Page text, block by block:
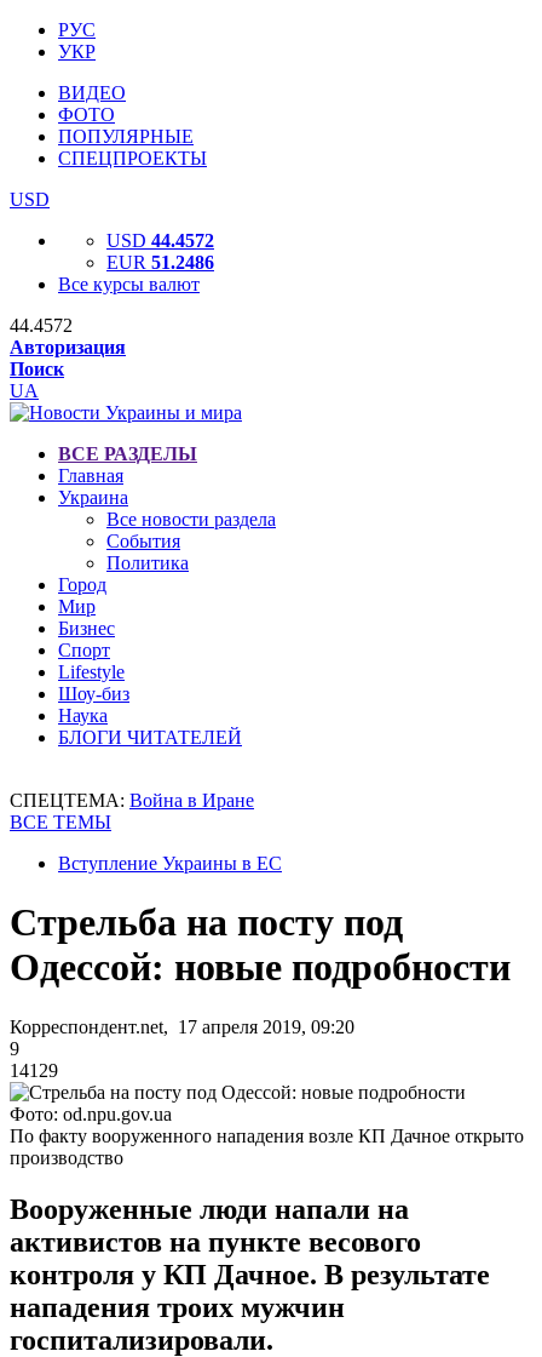
РУС
УКР
ВИДЕО
ФОТО
ПОПУЛЯРНЫЕ
СПЕЦПРОЕКТЫ
USD
USD 44.4572
EUR 51.2486
Все курсы валют
44.4572
Авторизация
Поиск
UA
ВСЕ РАЗДЕЛЫ
Главная
Украина
Все новости раздела
События
Политика
Город
Мир
Бизнес
Спорт
Lifestyle
Шоу-биз
Наука
БЛОГИ ЧИТАТЕЛЕЙ
СПЕЦТЕМА: Война в Иране
ВСЕ ТЕМЫ
Вступление Украины в ЕС
Стрельба на посту под
Одессой: новые подробности
Корреспондент.net, 17 апреля 2019, 09:20
9
14129
Фото: od.npu.gov.ua
По факту вооруженного нападения возле КП Дачное открыто
производство
Вооруженные люди напали на
активистов на пункте весового
контроля у КП Дачное. В результате
нападения троих мужчин
госпитализировали.